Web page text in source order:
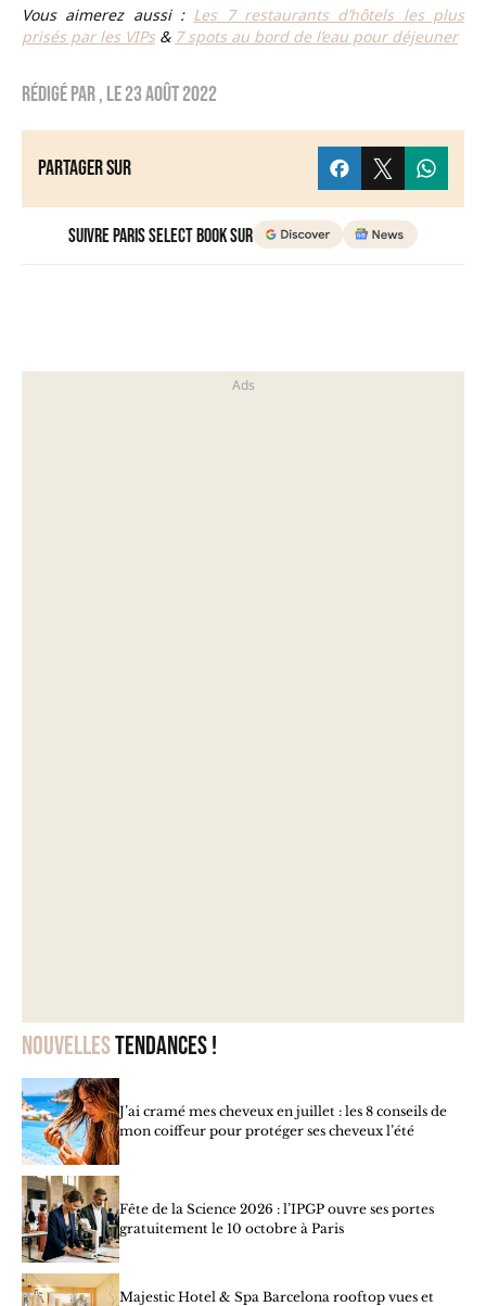
Nouvellestendances !
J’ai cramé mes cheveux en juillet : les 8 conseils de
mon coiffeur pour protéger ses cheveux l’été
Fête de la Science 2026 : l’IPGP ouvre ses portes
gratuitement le 10 octobre à Paris
Majestic Hotel & Spa Barcelona rooftop vues et
Vous aimerez aussi : Les 7 restaurants d’hôtels les plus
prisés par les VIPs & 7 spots au bord de l’eau pour déjeuner
Rédigé par, le23 août 2022
Partager sur
Suivre Paris Select Book sur